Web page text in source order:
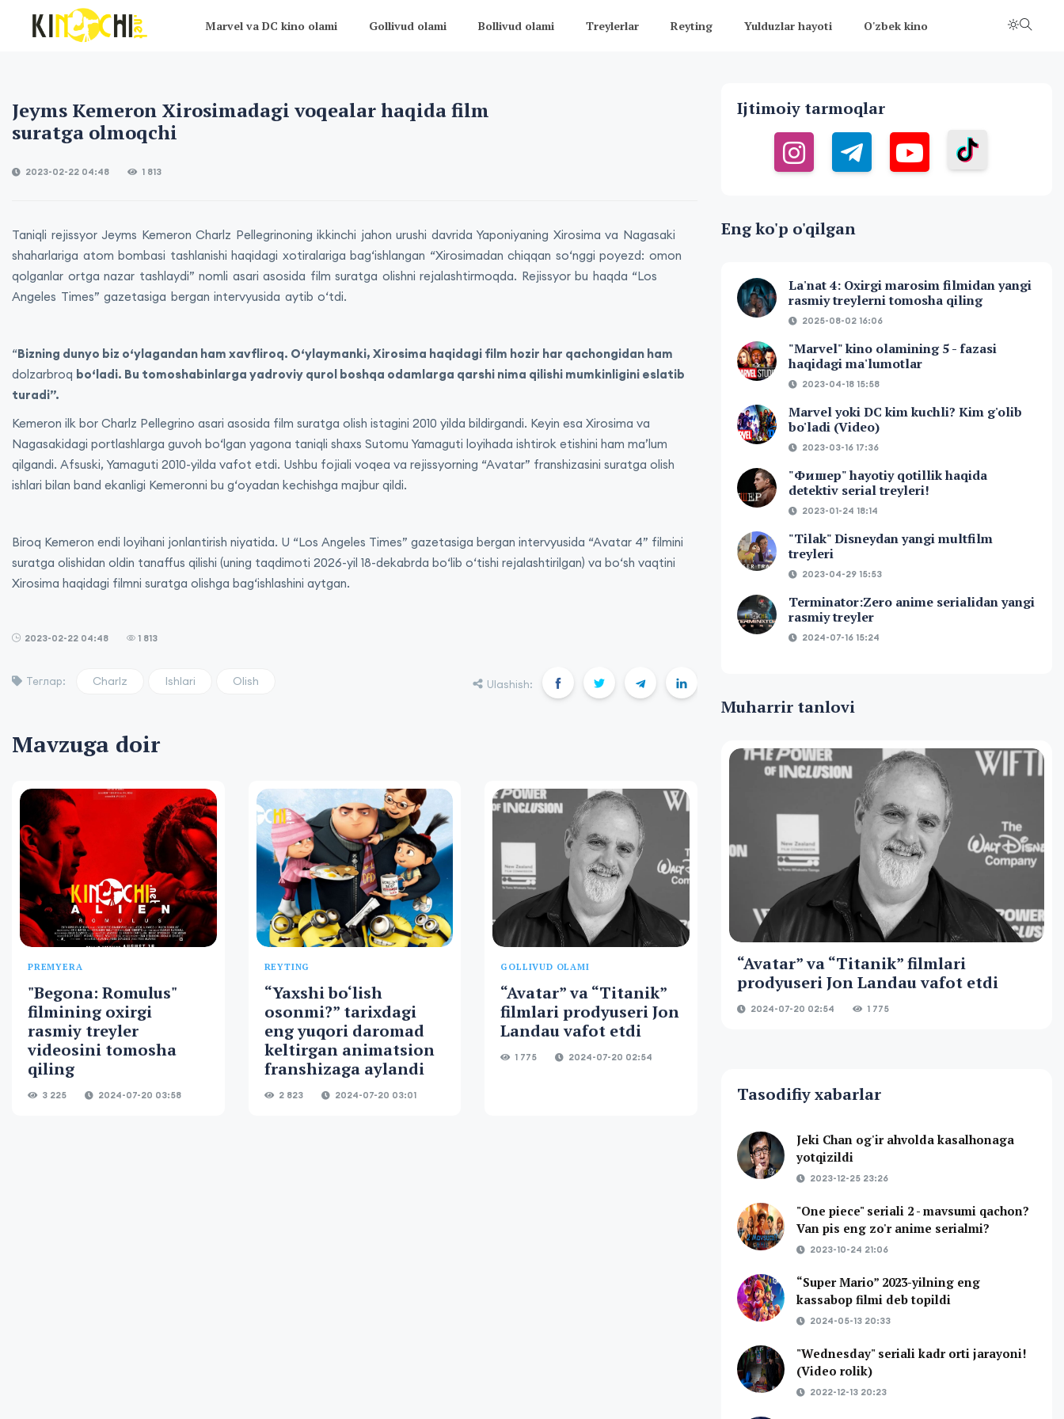
Marvel va DC kino olami Gollivud olami Bollivud olami Treylerlar Reyting Yulduzlar hayoti O'zbek kino
Jeyms Kemeron Xirosimadagi voqealar haqida film
suratga olmoqchi
2023-02-22 04:48 1 813
Taniqli rejissyor Jeyms Kemeron Charlz Pellegrinoning ikkinchi jahon urushi davrida Yaponiyaning Xirosima va Nagasaki
shaharlariga atom bombasi tashlanishi haqidagi xotiralariga bagʻishlangan “Xirosimadan chiqqan soʻnggi poyezd: omon
qolganlar ortga nazar tashlaydi” nomli asari asosida film suratga olishni rejalashtirmoqda. Rejissyor bu haqda “Los
Angeles Times” gazetasiga bergan intervyusida aytib oʻtdi.
“Bizning dunyo biz oʻylagandan ham xavfliroq. Oʻylaymanki, Xirosima haqidagi film hozir har qachongidan ham
dolzarbroq boʻladi. Bu tomoshabinlarga yadroviy qurol boshqa odamlarga qarshi nima qilishi mumkinligini eslatib
turadi”.
Kemeron ilk bor Charlz Pellegrino asari asosida film suratga olish istagini 2010 yilda bildirgandi. Keyin esa Xirosima va
Nagasakidagi portlashlarga guvoh boʻlgan yagona taniqli shaxs Sutomu Yamaguti loyihada ishtirok etishini ham maʼlum
qilgandi. Afsuski, Yamaguti 2010-yilda vafot etdi. Ushbu fojiali voqea va rejissyorning “Avatar” franshizasini suratga olish
ishlari bilan band ekanligi Kemeronni bu gʻoyadan kechishga majbur qildi.
Biroq Kemeron endi loyihani jonlantirish niyatida. U “Los Angeles Times” gazetasiga bergan intervyusida “Avatar 4” filmini
suratga olishidan oldin tanaffus qilishi (uning taqdimoti 2026-yil 18-dekabrda boʻlib oʻtishi rejalashtirilgan) va boʻsh vaqtini
Xirosima haqidagi filmni suratga olishga bagʻishlashini aytgan.
2023-02-22 04:48 1 813
Теглар: Charlz Ishlari Olish Ulashish:
Mavzuga doir
PREMYERA
"Begona: Romulus"
filmining oxirgi
rasmiy treyler
videosini tomosha
qiling
3 225 2024-07-20 03:58
REYTING
“Yaxshi bo‘lish
osonmi?” tarixdagi
eng yuqori daromad
keltirgan animatsion
franshizaga aylandi
2 823 2024-07-20 03:01
GOLLIVUD OLAMI
“Avatar” va “Titanik”
filmlari prodyuseri Jon
Landau vafot etdi
1 775 2024-07-20 02:54
Ijtimoiy tarmoqlar
Eng ko'p o'qilgan
La'nat 4: Oxirgi marosim filmidan yangi
rasmiy treylerni tomosha qiling
2025-08-02 16:06
"Marvel" kino olamining 5 - fazasi
haqidagi ma'lumotlar
2023-04-18 15:58
Marvel yoki DC kim kuchli? Kim g'olib
bo'ladi (Video)
2023-03-16 17:36
"Фишер" hayotiy qotillik haqida
detektiv serial treyleri!
2023-01-24 18:14
"Tilak" Disneydan yangi multfilm
treyleri
2023-04-29 15:53
Terminator:Zero anime serialidan yangi
rasmiy treyler
2024-07-16 15:24
Muharrir tanlovi
“Avatar” va “Titanik” filmlari
prodyuseri Jon Landau vafot etdi
2024-07-20 02:54 1 775
Tasodifiy xabarlar
Jeki Chan og'ir ahvolda kasalhonaga
yotqizildi
2023-12-25 23:26
"One piece" seriali 2 - mavsumi qachon?
Van pis eng zo'r anime serialmi?
2023-10-24 21:06
“Super Mario” 2023-yilning eng
kassabop filmi deb topildi
2024-05-13 20:33
"Wednesday" seriali kadr orti jarayoni!
(Video rolik)
2022-12-13 20:23